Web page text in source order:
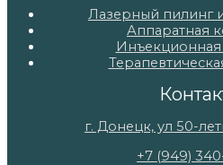
Лазерный пилинг
Аппаратная
г. Донецк, ул 50-
+7 (949)